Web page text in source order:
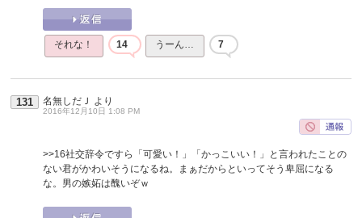
それな！ 14 うーん… 7
131 名無しだＪ より
2016年12月10日 1:08 PM
>>16社交辞令ですら「可愛い！」「かっこいい！」と言われたことの
ない君がかわいそうになるね。まぁだからといってそう卑屈になる
な。男の嫉妬は醜いぞｗ